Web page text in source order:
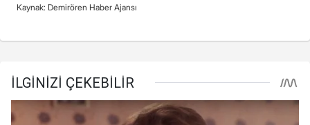
Kaynak: Demirören Haber Ajansı